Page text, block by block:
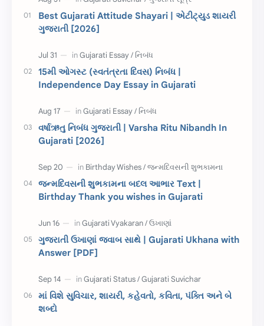
ગુજરાતી સૂત્ર
ચાલીસા
દિવાળી સમાનાર્થી શબ્દો
સ્પીચ ગુજરાતી Textbook PDF
રક્ષાબંધન 26 જાન્યુઆરી
જાણવા જેવું
શિક્ષક દિવસ ઉત્તરાયણ
કહેવતો Birthday Wishes
Gujarati Slogans Gujarati Speech
ગુજરાતી વ્યાકરણ
જ્ઞાન સાધના પરીક્ષા Lekhan
Merit List
Best Gujarati Attitude Shayari | એટીટ્યુડ શાયરી
ગુજરાતી [2026]
15મી ઓગસ્ટ (સ્વતંત્રતા દિવસ) નિબંધ |
Independence Day Essay in Gujarati
વર્ષાઋતુ નિબંધ ગુજરાતી | Varsha Ritu Nibandh In
Gujarati [2026]
જન્મદિવસની શુભકામના બદલ આભાર Text |
Birthday Thank you wishes in Gujarati
ગુજરાતી ઉખાણાં જવાબ સાથે | Gujarati Ukhana with
Answer [PDF]
માં વિશે સુવિચાર, શાયરી, કહેવતો, કવિતા, પંક્તિ અને બે
શબ્દો